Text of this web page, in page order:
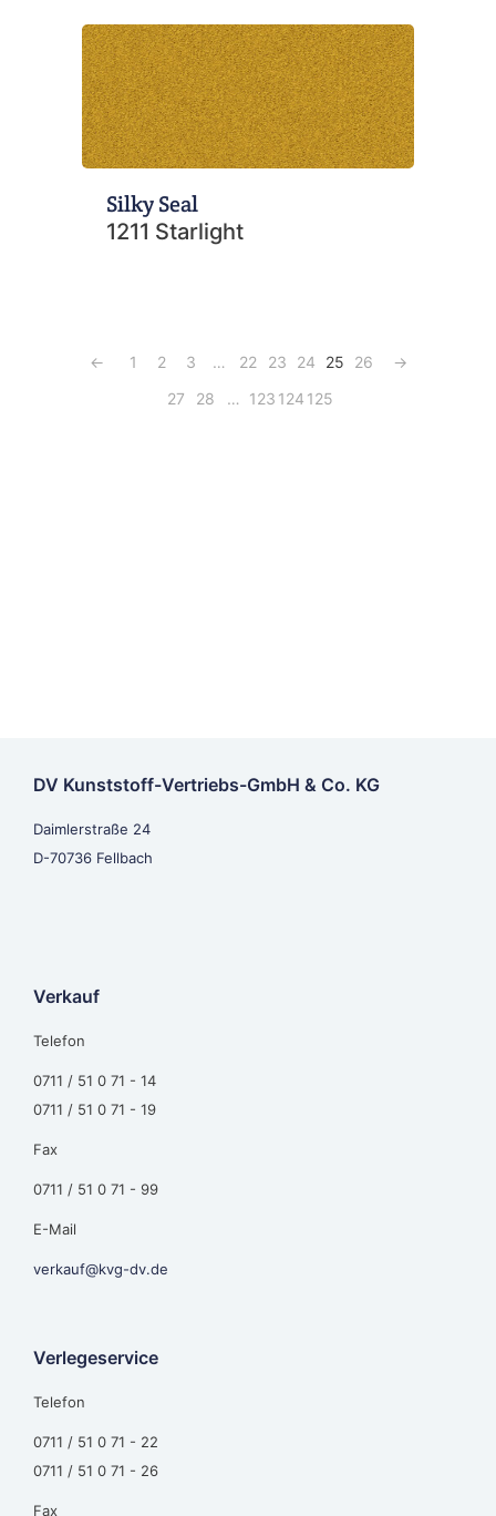
Silky Seal
1211 Starlight
← 1 2 3 … 22 23 24 25
26
27
28 … 123 124 125
→
DV Kunststoff-Vertriebs-GmbH & Co. KG
Daimlerstraße 24
D-70736 Fellbach
Verkauf
Telefon
0711 / 51 0 71 - 14
0711 / 51 0 71 - 19
Fax
0711 / 51 0 71 - 99
E-Mail
verkauf@kvg-dv.de
Verlegeservice
Telefon
0711 / 51 0 71 - 22
0711 / 51 0 71 - 26
Fax